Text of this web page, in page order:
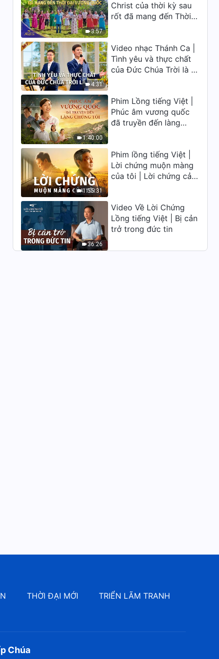
7:40
Lời Đức Chúa Trời hằng ngày:
Ba giai đoạn công tác | Trích
đoạn 15
10:35
Lời Đức Chúa Trời hằng ngày:
Ba giai đoạn công tác | Trích
đoạn 16
7:05
Lời Đức Chúa Trời hằng ngày:
Ba giai đoạn công tác | Trích
đoạn 17
10:09
Lời Đức Chúa Trời hằng ngày:
Ba giai đoạn công tác | Trích
đoạn 18
4:52
Lời Đức Chúa Trời hằng ngày:
Ba giai đoạn công tác | Trích
đoạn 19
Lời Đức Chúa Trời hằng ngày:
ca 2026
3:57
Christ của thời kỳ sau
rốt đã mang đến Thời
ngợi ca 2026
4:31
Video nhạc Thánh Ca |
Tình yêu và thực chất
của Đức Chúa Trời là vị
1:40:00
Phim Lồng tiếng Việt |
Phúc âm vương quốc
đã truyền đến làng
1:55:31
Phim lồng tiếng Việt |
Lời chứng muộn màng
của tôi | Lời chứng cảm
36:26
Video Về Lời Chứng
Lồng tiếng Việt | Bị cản
trở trong đức tin
THỜI ĐẠI MỚI
TRIỂN LÃM TRANH
Chúa